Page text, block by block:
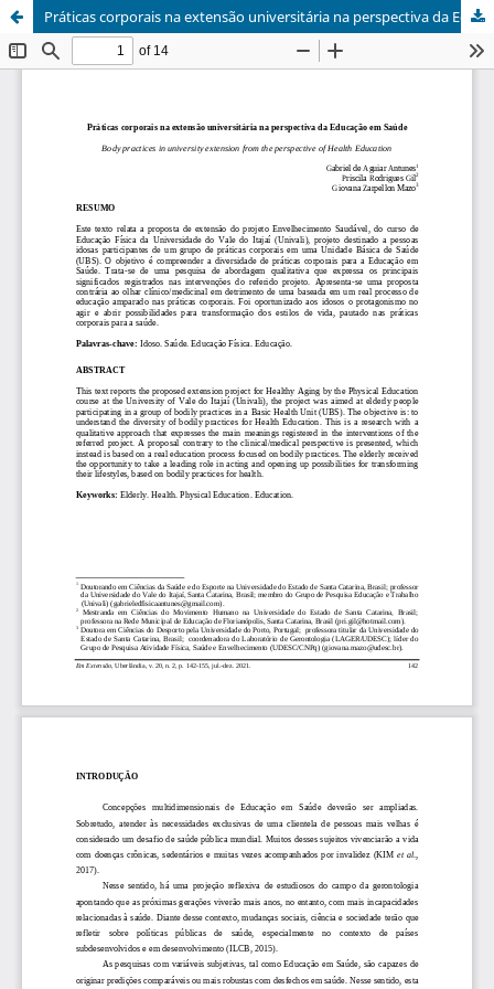
Práticas corporais na extensão universitária na perspectiva da Educação em Saúde